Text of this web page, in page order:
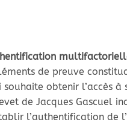
de preuve
obtenir l’accès à
de Jacques Gascuel
l’authentification de